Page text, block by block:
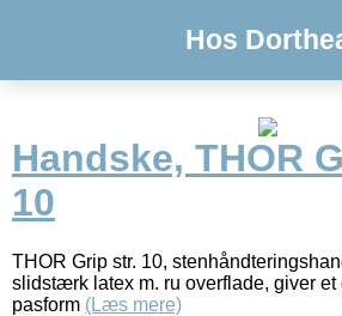
Hos
Handske, THOR
10
THOR Grip str. 10,
slidstærk latex m. ru overflade, giver et
pasform (Læs mere)